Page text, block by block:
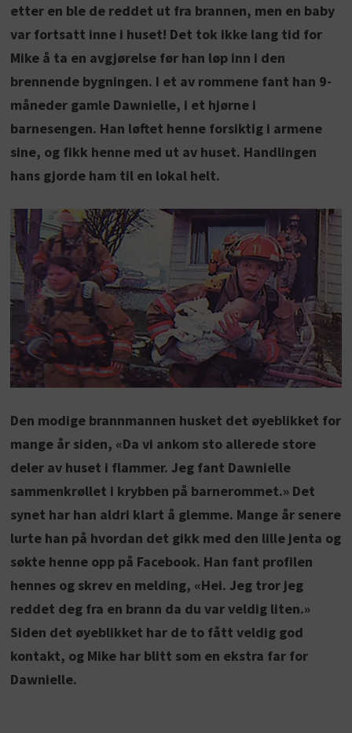
etter en ble de reddet ut fra brannen, men en baby
var fortsatt inne i huset! Det tok ikke lang tid for
Mike å ta en avgjørelse før han løp inn i den
brennende bygningen. I et av rommene fant han 9-
måneder gamle Dawnielle, i et hjørne i
barnesengen. Han løftet henne forsiktig i armene
sine, og fikk henne med ut av huset. Handlingen
hans gjorde ham til en lokal helt.
Den modige brannmannen husket det øyeblikket for
mange år siden, «Da vi ankom sto allerede store
deler av huset i flammer. Jeg fant Dawnielle
sammenkrøllet i krybben på barnerommet.» Det
synet har han aldri klart å glemme. Mange år senere
lurte han på hvordan det gikk med den lille jenta og
søkte henne opp på Facebook. Han fant profilen
hennes og skrev en melding, «Hei. Jeg tror jeg
reddet deg fra en brann da du var veldig liten.»
Siden det øyeblikket har de to fått veldig god
kontakt, og Mike har blitt som en ekstra far for
Dawnielle.